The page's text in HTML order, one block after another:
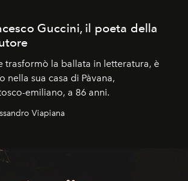
Guccini, il poeta della
trasformò la ballata in letteratura, è
nella sua casa di Pàvana,
emiliano, a 86 anni.
Viapiana